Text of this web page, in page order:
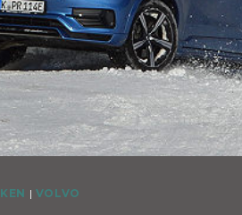
| VOLVO